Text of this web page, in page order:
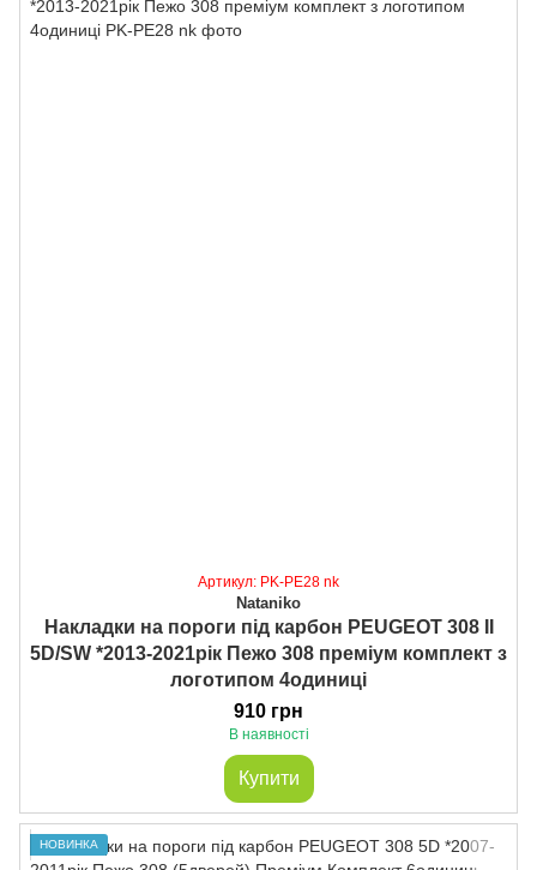
Артикул: PK-PE28 nk
Nataniko
Накладки на пороги під карбон PEUGEOT 308 II
5D/SW *2013-2021рік Пежо 308 преміум комплект з
логотипом 4одиниці
910 грн
В наявності
Купити
НОВИНКА